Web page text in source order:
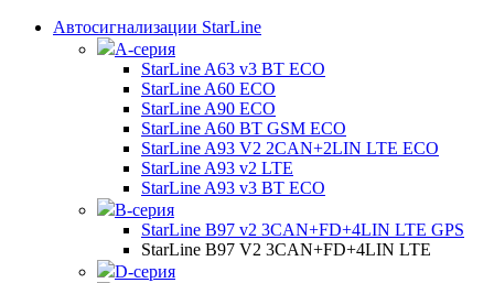
Автосигнализации StarLine
А-серия
StarLine A63 v3 BT ECO
StarLine A60 ECO
StarLine A90 ECO
StarLine A60 BT GSM ECO
StarLine A93 V2 2CAN+2LIN LTE ECO
StarLine A93 v2 LTE
StarLine A93 v3 BT ECO
B-серия
StarLine B97 v2 3CAN+FD+4LIN LTE GPS
StarLine B97 V2 3CAN+FD+4LIN LTE
D-серия